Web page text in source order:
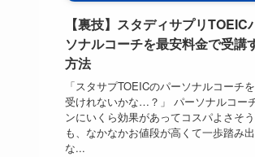
【裏技】スタディサプリTOEIC
ソナルコーチを最安料金で受講
方法
「スタサプTOEICのパーソナルコーチを
受けれないかな…？」 パーソナルコー
ンにいくら効果があってコスパよさそ
も、なかなかお値段が高くて一歩踏み
な...